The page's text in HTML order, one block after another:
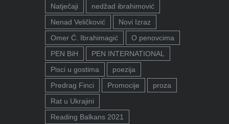
Natječaji
nedžad ibrahimović
Nenad Veličković
Novi Izraz
Omer Ć. Ibrahimagić
O penovcima
PEN BiH
PEN INTERNATIONAL
Pisci u gostima
poezija
Predrag Finci
Promocije
proza
Rat u Ukrajini
Reading Balkans 2021